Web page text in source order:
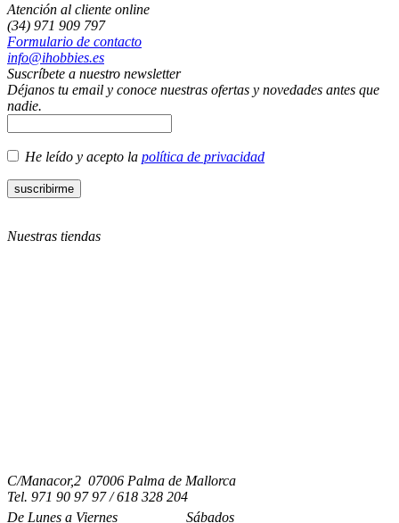
Atención al cliente online
(34) 971 909 797
Formulario de contacto
info@ihobbies.es
Suscríbete a nuestro newsletter
Déjanos tu email y conoce nuestras ofertas y novedades antes que
nadie.
He leído y acepto la política de privacidad
Nuestras tiendas
C/Manacor,2 07006 Palma de Mallorca
Tel. 971 90 97 97 / 618 328 204
De Lunes a Viernes
Sábados